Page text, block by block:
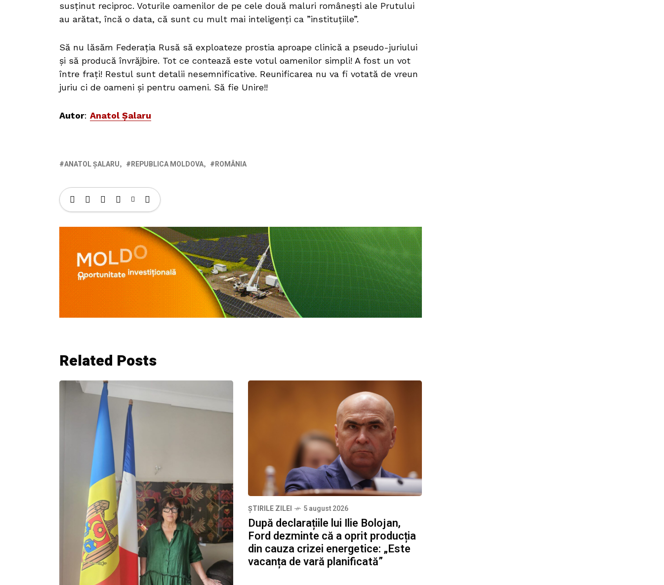
susținut reciproc. Voturile oamenilor de pe cele două maluri românești ale Prutului
au arătat, încă o data, că sunt cu mult mai inteligenți ca ”instituțiile”.
Să nu lăsăm Federația Rusă să exploateze prostia aproape clinică a pseudo-juriului
și să producă învrăjbire. Tot ce contează este votul oamenilor simpli! A fost un vot
între frați! Restul sunt detalii nesemnificative. Reunificarea nu va fi votată de vreun
juriu ci de oameni și pentru oameni. Să fie Unire!!
Autor: Anatol Șalaru
ANATOL ȘALARU REPUBLICA MOLDOVA ROMÂNIA
Related Posts
ȘTIRILE ZILEI 5 august 2026
După declarațiile lui Ilie Bolojan,
Ford dezminte că a oprit producția
din cauza crizei energetice: „Este
vacanța de vară planificată”